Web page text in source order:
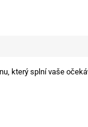
který splní vaše